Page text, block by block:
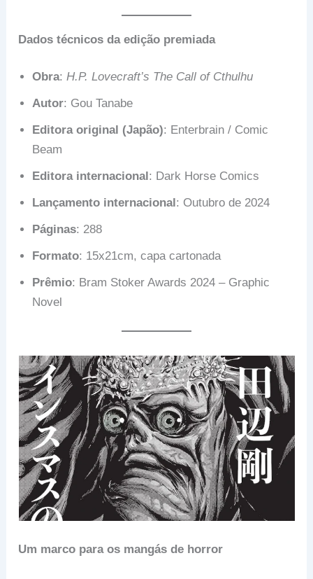
Dados técnicos da edição premiada
Obra:H.P. Lovecraft’s The Call of Cthulhu
Autor: Gou Tanabe
Editora original (Japão): Enterbrain / Comic
Beam
Editora internacional : Dark Horse Comics
Lançamento internacional : Outubro de 2024
Páginas: 288
Formato: 15x21cm, capa cartonada
Prêmio: Bram Stoker Awards 2024 – Graphic
Novel
Um marco para os mangás de horror